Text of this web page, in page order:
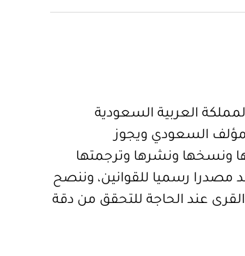
العربية السعودية
السعودي ويجوز
ونسخها ونشرها وترجمتها
مصدرا رسميا للقوانين، وننصح
عند الحاجة للتحقق من دقة